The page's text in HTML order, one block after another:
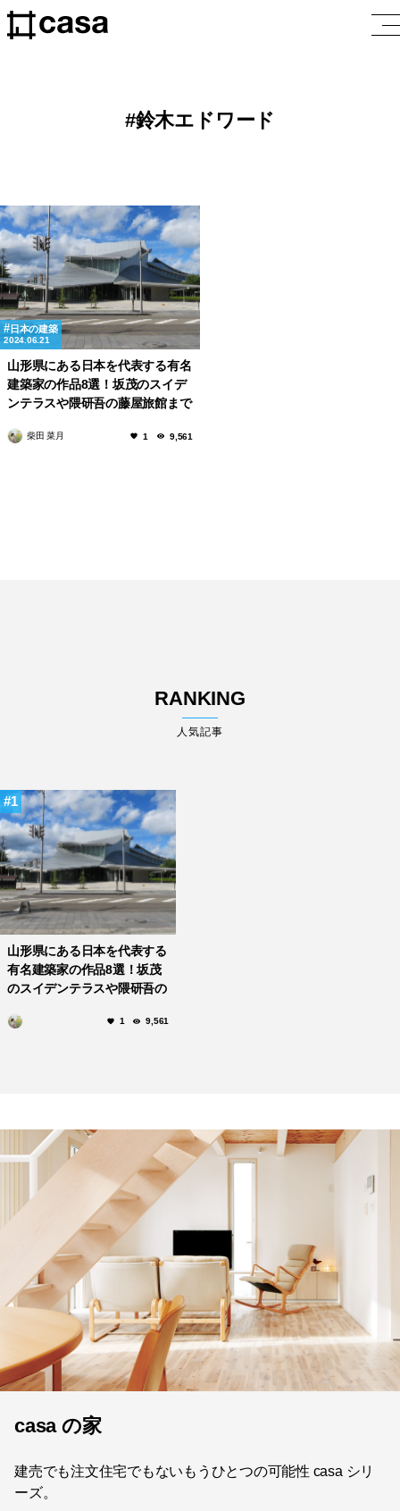
鈴木エドワード
日本の建築
2024.06.21
山形県にある日本を代表する有名
建築家の作品8選！坂茂のスイデ
ンテラスや隈研吾の藤屋旅館まで
柴田 菜月 1 9,561
RANKING
人気記事
1
山形県にある日本を代表する
有名建築家の作品8選！坂茂
のスイデンテラスや隈研吾の
1 9,561
casa の家
建売でも注文住宅でもないもうひとつの可能性 casa シリ
ーズ。